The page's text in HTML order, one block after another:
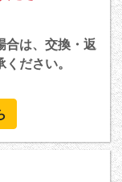
合は、交換・返
ださい。